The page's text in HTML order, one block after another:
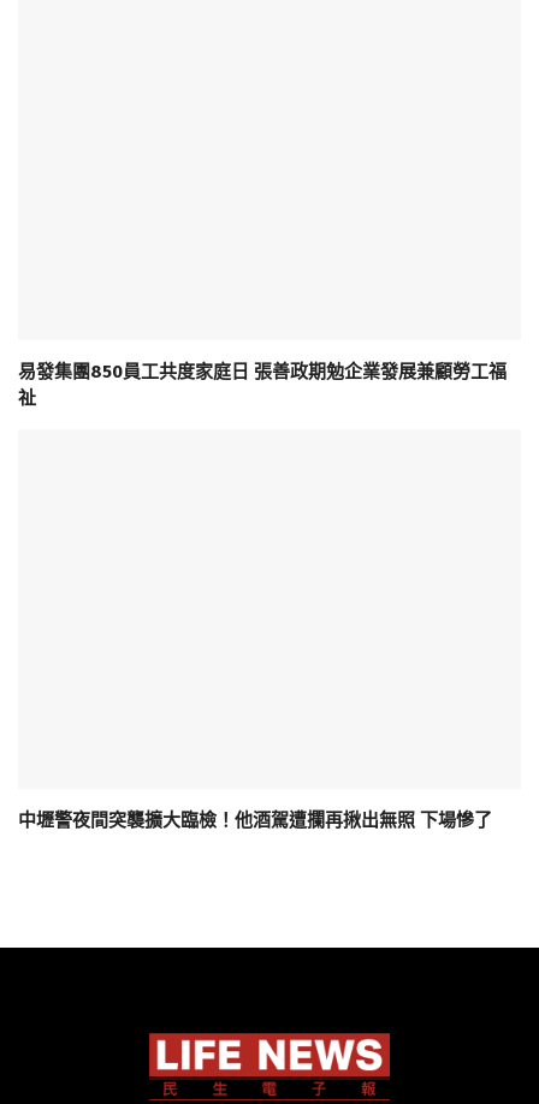
易發集團850員工共度家庭日 張善政期勉企業發展兼顧勞工福
祉
中壢警夜間突襲擴大臨檢！他酒駕遭攔再揪出無照 下場慘了